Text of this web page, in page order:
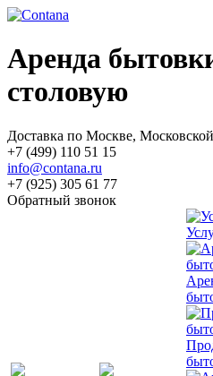
Аренда
столовую
Доставка по Москве,
+7 (499) 110 51 15
info@contana.ru
+7 (925) 305 61 77
Обратный звонок